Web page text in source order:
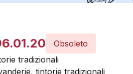
Obsoleto
tradizionali
tintorie tradizionali